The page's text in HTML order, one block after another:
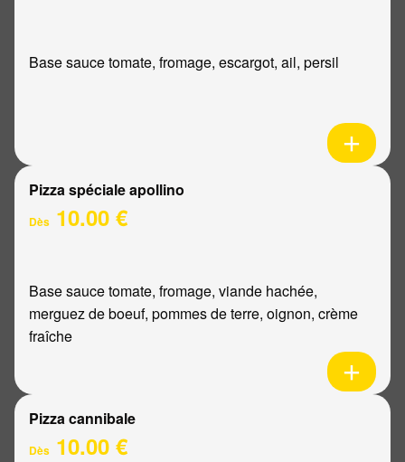
Base sauce tomate, fromage, escargot, ail, persil
Pizza spéciale apollino
Dès 10.00 €
Base sauce tomate, fromage, viande hachée,
merguez de boeuf, pommes de terre, oignon, crème
fraîche
Pizza cannibale
Dès 10.00 €